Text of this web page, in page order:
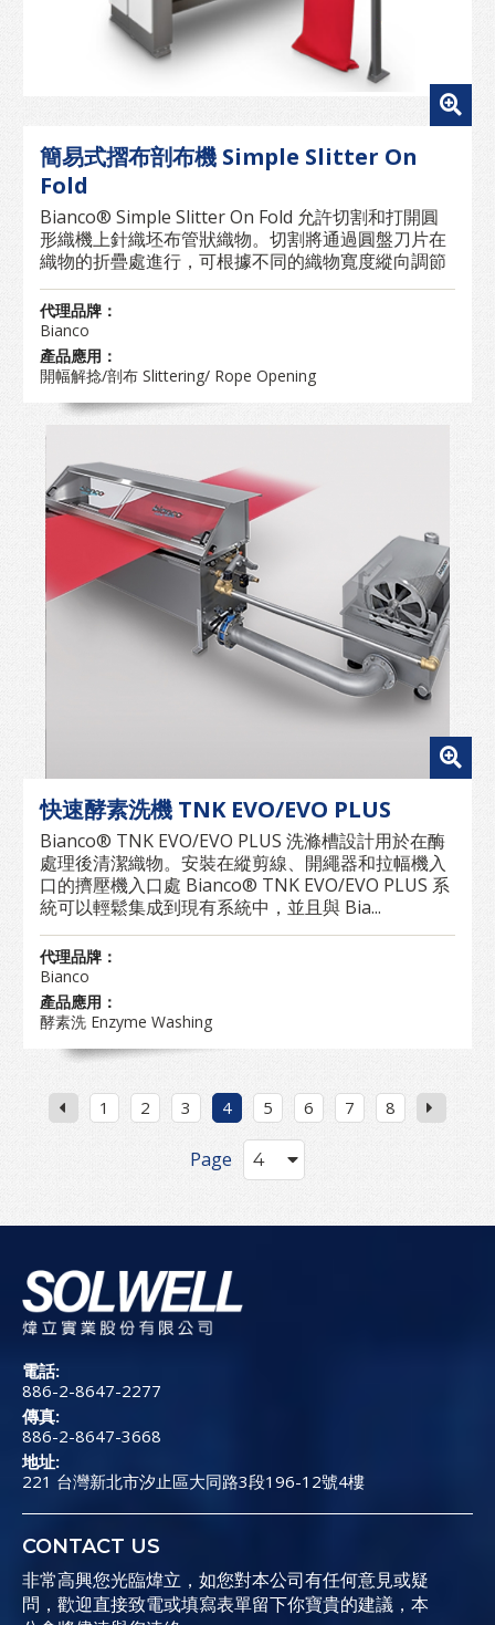
簡易式摺布剖布機 Simple Slitter On
Fold
Bianco® Simple Slitter On Fold 允許切割和打開圓
形織機上針織坯布管狀織物。切割將通過圓盤刀片在
織物的折疊處進行，可根據不同的織物寬度縱向調節
代理品牌：
Bianco
產品應用：
開幅解捻/剖布 Slittering/ Rope Opening
快速酵素洗機 TNK EVO/EVO PLUS
Bianco® TNK EVO/EVO PLUS 洗滌槽設計用於在酶
處理後清潔織物。安裝在縱剪線、開繩器和拉幅機入
口的擠壓機入口處 Bianco® TNK EVO/EVO PLUS 系
統可以輕鬆集成到現有系統中，並且與 Bia...
代理品牌：
Bianco
產品應用：
酵素洗 Enzyme Washing
1 2 3 4 5 6 7 8
Page
電話:
886-2-8647-2277
傳真:
886-2-8647-3668
地址:
221 台灣新北市汐止區大同路3段196-12號4樓
CONTACT US
非常高興您光臨煒立，如您對本公司有任何意見或疑
問，歡迎直接致電或填寫表單留下你寶貴的建議，本